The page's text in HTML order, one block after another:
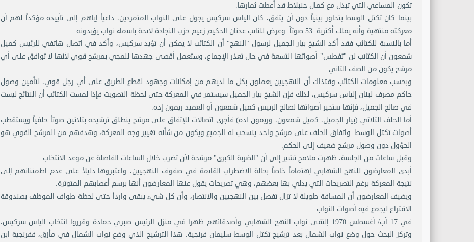
تكون المساعي التي تبذل مع كمال جنبلاط قد أعطت ثمارها.
بينما كان تكتل الوسط يتحاور بينياً دون أن يتفق، كان الياس سركيس يجول على النواب المتمردين، داعياً إياهم إلى تأييده مؤكداً لهم أن
معركته منتهية وأنه يملك أكثرية 53 صوتاً. وعرض للنائب عدنان الحكيم زعيم حزب النجادة لائحة باسماء نواب يؤيدونه.
أما بالنسبة للكتائب فقد أكد الشيخ بيار الجميل لرسول "النهج" أن الكتائب لا يمكن أن تؤيد سركيس، وأكد في اتصال هاتفي للرئيس كميل
شمعون أن الكتائب لن "تفطس" أصواتها التسعة في حال تعذر الإجماع، وستعمل أقصى جهدها للمجي بمرشح قوي لأنها لا توافق على أي
مرشح يكون من الصف الثاني.
وبحسب معلومات الكتائب وقتذاك أن النهجيين يعملون بكل ما لديهم من إمكانات وجهود لقطع الطريق على أي رجل قوي، لتأمين وصول
حاكم مصرف لبنان إلياس سركيس، لذلك فإن الشيخ بيار الجميل سيستمر في المعركة حتى لحظة التصويت فإذا لمست الكتائب أن النتائج ليست
في صالح الجميل، فإنها ستجير أصواتها لصالح الرئيس كميل شمعون أو العميد ريمون إده.
أما الحلف الثلاثي (بيار الجميل، كميل شمعون، وريمون اده) فأجرى اتصالات للإتفاق على مرشح ينطلق ترشيحه بثلاثين صوتاً حلفياً ويستقطب
أصوات تكتل الوسط. واتفاق الحلف على مرشح واحد ينسحب له الجميع ويكون من شأنه تغيير وجه المعركة، وهدفهم من المرشح القوي هو
الحؤول دون وصول مرشح ضعيف إلى الحكم.
وقبل ساعات من الجلسة، ظهرت ملامح تشير إلى أن "الضربة الكبرى" مرشحة لأن تضرب خلال الساعات الفاصلة عن موعد الانتخاب.
أبدى المعارضون للنهج الشهابي إهتماماً خاصاً بحالة الاضطراب القائمة في صفوف النهجيين، واعتبروها دليلاً على عدم اطمئنانهم إلى
نتيجة المعركة برغم التصريحات التي يدلي بها بعضهم، وهي تصريحات يقول عنها المعارضون أنها برسم أعصابهم المتوترة.
ويضيف المعارضون أن المسافة طويلة لا تزال تفصل بين النهجيين والانتصار، وأن كل شيء يبقى وارداً حتى لحظة طواف الموظف بصندوقة
الاقتراع ليجمع فيه أصوات النواب.
في 17 آب/ أغسطس 1970 إلتقى نواب النهج الشهابي وأصدقائهم ظهرا في منزل الرئيس صبري حمادة وقرروا انتخاب الياس سركيس،
وتركز البحث حول وضع نواب الشمال بعد ترشيح تكتل الوسط سليمان فرنجية. هذا الترشيح الذي وضع نواب الشمال في مأزق، ففرنجية ابن